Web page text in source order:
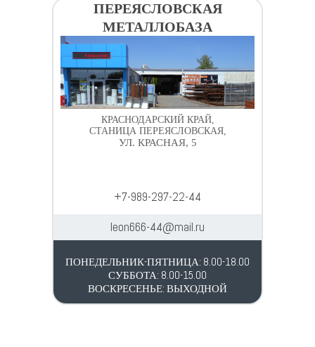
ПЕРЕЯСЛОВСКАЯ
МЕТАЛЛОБАЗА
КРАСНОДАРСКИЙ КРАЙ,
СТАНИЦА ПЕРЕЯСЛОВСКАЯ,
УЛ. КРАСНАЯ, 5
+7-989-297-22-44
leon666-44@mail.ru
ПОНЕДЕЛЬНИК-ПЯТНИЦА: 8.00-18.00
СУББОТА: 8.00-15.00
ВОСКРЕСЕНЬЕ: ВЫХОДНОЙ